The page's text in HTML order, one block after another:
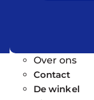
Over ons
Contact
De winkel